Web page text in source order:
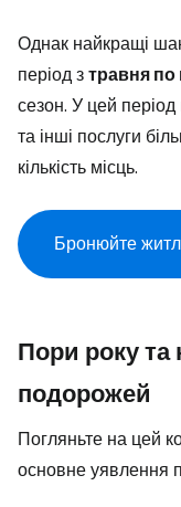
Однак найкращі
період зтравня
сезон. У цей
та інші послуги
кількість місць.
Бронюйте
Пори року та
подорожей
Погляньте на цей
основне уявлення